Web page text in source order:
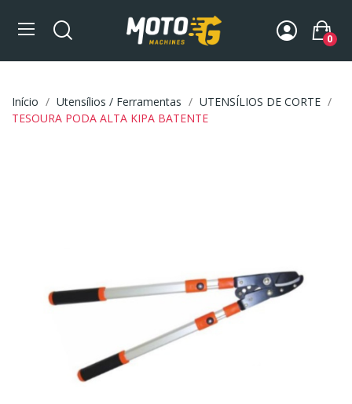
0
Início Utensílios / Ferramentas
UTENSÍLIOS DE CORTE
TESOURA PODA ALTA KIPA BATENTE